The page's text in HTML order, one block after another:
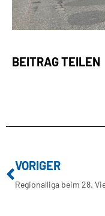
BEITRAG TEILEN
VORIGER